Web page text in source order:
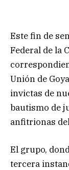
Este fin de
Federal de la
Unión de
invictas de
bautismo de
anfitrionas
El grupo,
tercera